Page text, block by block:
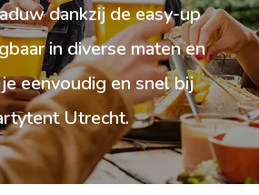
dankzij de easy-up
in diverse maten en
eenvoudig en snel bij
Utrecht.